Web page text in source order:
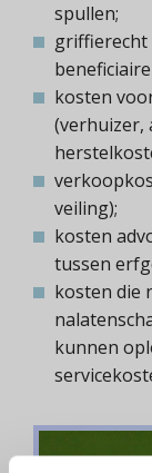
spullen;
griffierecht
kosten
(verhuizer,
veiling);
kosten
tussen
kosten die
kunnen